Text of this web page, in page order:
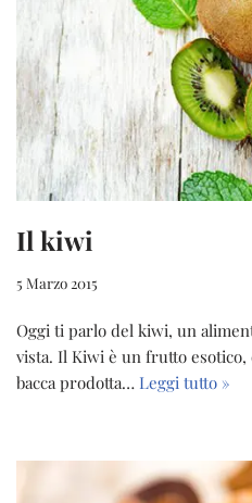
Il kiwi
5 Marzo 2015
Oggi ti parlo del kiwi, un
vista. Il Kiwi è un frutto
bacca prodotta… Leggi tutto »